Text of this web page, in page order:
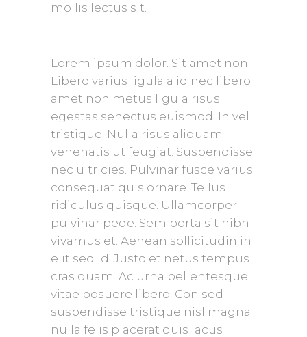
mollis lectus sit.
Lorem ipsum dolor. Sit amet non.
Libero varius ligula a id nec libero
amet non metus ligula risus
egestas senectus euismod. In vel
tristique. Nulla risus aliquam
venenatis ut feugiat. Suspendisse
nec ultricies. Pulvinar fusce varius
consequat quis ornare. Tellus
ridiculus quisque. Ullamcorper
pulvinar pede. Sem porta sit nibh
vivamus et. Aenean sollicitudin in
elit sed id. Justo et netus tempus
cras quam. Ac urna pellentesque
vitae posuere libero. Con sed
suspendisse tristique nisl magna
nulla felis placerat quis lacus